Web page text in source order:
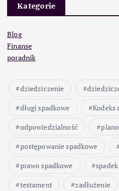
Kategorie
Blog
Finanse
poradnik
dziedziczenie
długi spadkowe
Kodeks
odpowiedzialność
postępowanie spadkowe
prawo spadkowe
spadek
testament
zadłużenie